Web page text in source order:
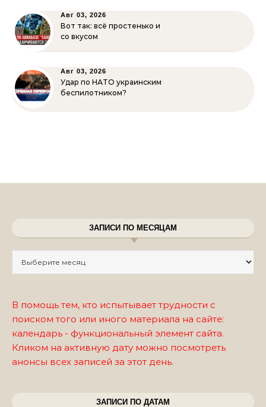
Авг 03, 2026
Вот так: всё простенько и
со вкусом
Авг 03, 2026
Удар по НАТО украинским
беспилотником?
ЗАПИСИ ПО МЕСЯЦАМ
В помощь тем, кто испытывает трудности с
поиском того или иного материала на сайте:
календарь - функциональный элемент сайта.
Кликом на активную дату можно посмотреть
анонсы всех записей за этот день.
ЗАПИСИ ПО ДАТАМ